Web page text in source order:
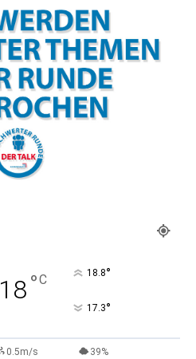
18°C 18.8°
17.3°
0.5m/s 39%